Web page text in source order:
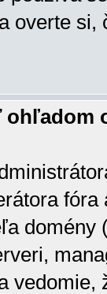
overte
vedomie,